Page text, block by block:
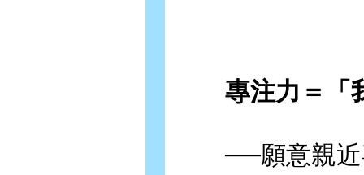
專注力＝「
──願意親近